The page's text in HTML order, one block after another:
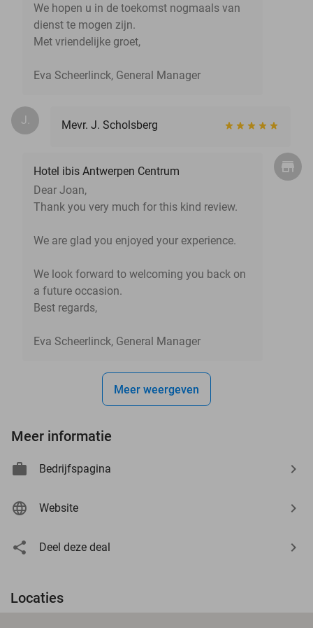
We hopen u in de toekomst nogmaals van
dienst te mogen zijn.
Met vriendelijke groet,
Eva Scheerlinck, General Manager
J. Mevr. J. Scholsberg
Hotel ibis Antwerpen Centrum
Dear Joan,
Thank you very much for this kind review.
We are glad you enjoyed your experience.
We look forward to welcoming you back on
a future occasion.
Best regards,
Eva Scheerlinck, General Manager
Meer weergeven
Meer informatie
Bedrijfspagina
Website
Deel deze deal
Locaties